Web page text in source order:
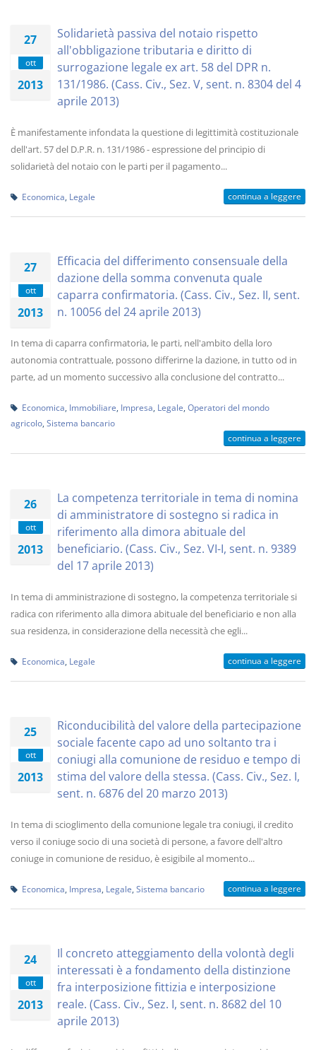
27
ott
2013
Solidarietà passiva del notaio rispetto
all'obbligazione tributaria e diritto di
surrogazione legale ex art. 58 del DPR n.
131/1986. (Cass. Civ., Sez. V, sent. n. 8304 del 4
aprile 2013)
È manifestamente infondata la questione di legittimità costituzionale
dell'art. 57 del D.P.R. n. 131/1986 - espressione del principio di
solidarietà del notaio con le parti per il pagamento...
Economica Legale continua a leggere
27
ott
2013
Efficacia del differimento consensuale della
dazione della somma convenuta quale
caparra confirmatoria. (Cass. Civ., Sez. II, sent.
n. 10056 del 24 aprile 2013)
In tema di caparra confirmatoria, le parti, nell'ambito della loro
autonomia contrattuale, possono differirne la dazione, in tutto od in
parte, ad un momento successivo alla conclusione del contratto...
Economica Immobiliare Impresa Legale Operatori del mondo
agricolo Sistema bancario
continua a leggere
26
ott
2013
La competenza territoriale in tema di nomina
di amministratore di sostegno si radica in
riferimento alla dimora abituale del
beneficiario. (Cass. Civ., Sez. VI-I, sent. n. 9389
del 17 aprile 2013)
In tema di amministrazione di sostegno, la competenza territoriale si
radica con riferimento alla dimora abituale del beneficiario e non alla
sua residenza, in considerazione della necessità che egli...
Economica Legale continua a leggere
25
ott
2013
Riconducibilità del valore della partecipazione
sociale facente capo ad uno soltanto tra i
coniugi alla comunione de residuo e tempo di
stima del valore della stessa. (Cass. Civ., Sez. I,
sent. n. 6876 del 20 marzo 2013)
In tema di scioglimento della comunione legale tra coniugi, il credito
verso il coniuge socio di una società di persone, a favore dell'altro
coniuge in comunione de residuo, è esigibile al momento...
Economica Impresa Legale Sistema bancario continua a leggere
24
ott
2013
Il concreto atteggiamento della volontà degli
interessati è a fondamento della distinzione
fra interposizione fittizia e interposizione
reale. (Cass. Civ., Sez. I, sent. n. 8682 del 10
aprile 2013)